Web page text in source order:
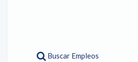
Buscar Empleos